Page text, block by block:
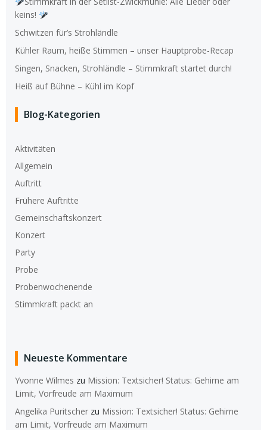
keins!
Schwitzen für’s Strohländle
Kühler Raum, heiße Stimmen – unser Hauptprobe-Recap
Singen, Snacken, Strohländle – Stimmkraft startet durch!
Heiß auf Bühne – Kühl im Kopf
Blog-Kategorien
Aktivitäten
Allgemein
Auftritt
Frühere Auftritte
Gemeinschaftskonzert
Konzert
Party
Probe
Probenwochenende
Stimmkraft packt an
Neueste Kommentare
Yvonne Wilmes zu Mission: Textsicher! Status: Gehirne am
Limit, Vorfreude am Maximum
Angelika Puritscher zu Mission: Textsicher! Status: Gehirne
am Limit, Vorfreude am Maximum